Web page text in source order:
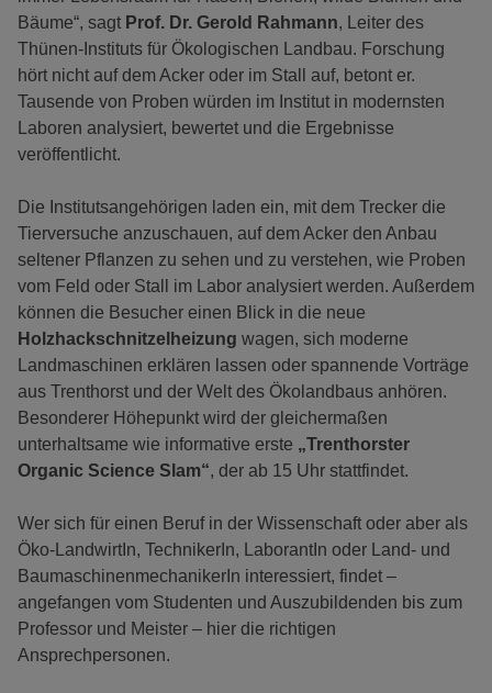
Bäume“, sagt Prof. Dr. Gerold Rahmann, Leiter des
Thünen-Instituts für Ökologischen Landbau. Forschung
hört nicht auf dem Acker oder im Stall auf, betont er.
Tausende von Proben würden im Institut in modernsten
Laboren analysiert, bewertet und die Ergebnisse
veröffentlicht.
Die Institutsangehörigen laden ein, mit dem Trecker die
Tierversuche anzuschauen, auf dem Acker den Anbau
seltener Pflanzen zu sehen und zu verstehen, wie Proben
vom Feld oder Stall im Labor analysiert werden. Außerdem
können die Besucher einen Blick in die neue
Holzhackschnitzelheizung wagen, sich moderne
Landmaschinen erklären lassen oder spannende Vorträge
aus Trenthorst und der Welt des Ökolandbaus anhören.
Besonderer Höhepunkt wird der gleichermaßen
unterhaltsame wie informative erste „Trenthorster
Organic Science Slam“, der ab 15 Uhr stattfindet.
Wer sich für einen Beruf in der Wissenschaft oder aber als
Öko-LandwirtIn, TechnikerIn, LaborantIn oder Land- und
BaumaschinenmechanikerIn interessiert, findet –
angefangen vom Studenten und Auszubildenden bis zum
Professor und Meister – hier die richtigen
Ansprechpersonen.